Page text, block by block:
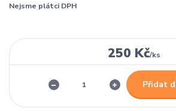
Nejsme plátci DPH
250 Kč/ks
Přidat